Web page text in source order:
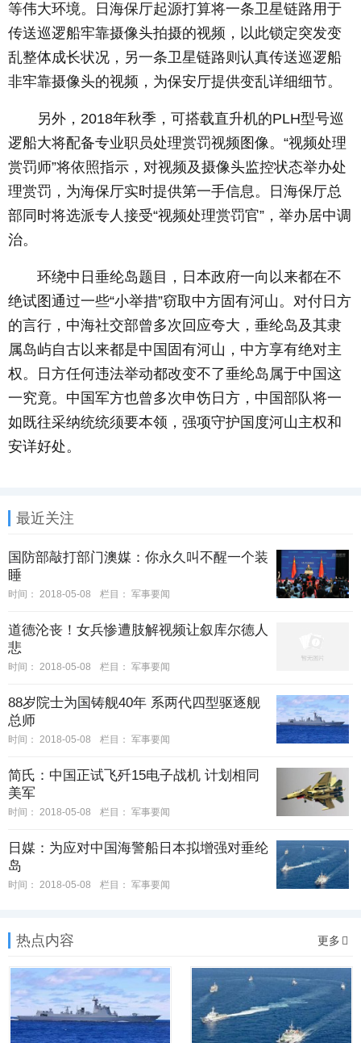
等伟大环境。日海保厅起源打算将一条卫星链路用于
传送巡逻船牢靠摄像头拍摄的视频，以此锁定突发变
乱整体成长状况，另一条卫星链路则认真传送巡逻船
非牢靠摄像头的视频，为保安厅提供变乱详细细节。
另外，2018年秋季，可搭载直升机的PLH型号巡
逻船大将配备专业职员处理赏罚视频图像。“视频处理
赏罚师”将依照指示，对视频及摄像头监控状态举办处
理赏罚，为海保厅实时提供第一手信息。日海保厅总
部同时将选派专人接受“视频处理赏罚官”，举办居中调
治。
环绕中日垂纶岛题目，日本政府一向以来都在不
绝试图通过一些“小举措”窃取中方固有河山。对付日方
的言行，中海社交部曾多次回应夸大，垂纶岛及其隶
属岛屿自古以来都是中国固有河山，中方享有绝对主
权。日方任何违法举动都改变不了垂纶岛属于中国这
一究竟。中国军方也曾多次申饬日方，中国部队将一
如既往采纳统统须要本领，强项守护国度河山主权和
安详好处。
最近关注
国防部敲打部门澳媒：你永久叫不醒一个装
睡
时间： 2018-05-08 栏目： 军事要闻
道德沦丧！女兵惨遭肢解视频让叙库尔德人
悲
时间： 2018-05-08 栏目： 军事要闻
88岁院士为国铸舰40年 系两代四型驱逐舰
总师
时间： 2018-05-08 栏目： 军事要闻
简氏：中国正试飞歼15电子战机 计划相同
美军
时间： 2018-05-08 栏目： 军事要闻
日媒：为应对中国海警船日本拟增强对垂纶
岛
时间： 2018-05-08 栏目： 军事要闻
热点内容 更多